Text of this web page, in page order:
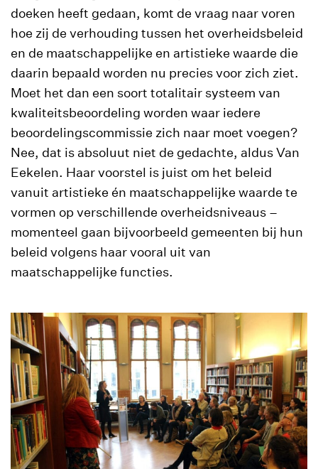
doeken heeft gedaan, komt de vraag naar voren
hoe zij de verhouding tussen het overheidsbeleid
en de maatschappelijke en artistieke waarde die
daarin bepaald worden nu precies voor zich ziet.
Moet het dan een soort totalitair systeem van
kwaliteitsbeoordeling worden waar iedere
beoordelingscommissie zich naar moet voegen?
Nee, dat is absoluut niet de gedachte, aldus Van
Eekelen. Haar voorstel is juist om het beleid
vanuit artistieke én maatschappelijke waarde te
vormen op verschillende overheidsniveaus –
momenteel gaan bijvoorbeeld gemeenten bij hun
beleid volgens haar vooral uit van
maatschappelijke functies.